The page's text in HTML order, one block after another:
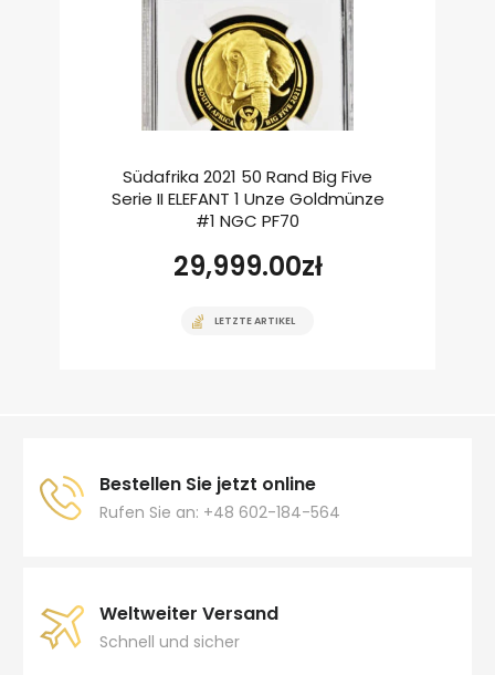
Südafrika 2021 50 Rand Big Five
Serie II ELEFANT 1 Unze Goldmünze
#1 NGC PF70
29,999.00zł
LETZTE ARTIKEL
Bestellen Sie jetzt online
Rufen Sie an: +48 602-184-564
Weltweiter Versand
Schnell und sicher